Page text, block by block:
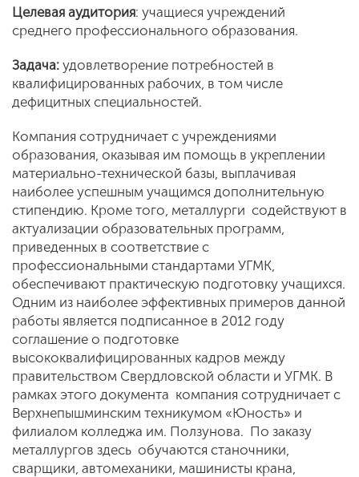
Целевая аудитория: учащиеся учреждений
среднего профессионального образования.
Задача: удовлетворение потребностей в
квалифицированных рабочих, в том числе
дефицитных специальностей.
Компания сотрудничает с учреждениями
образования, оказывая им помощь в укреплении
материально-технической базы, выплачивая
наиболее успешным учащимся дополнительную
стипендию. Кроме того, металлурги содействуют в
актуализации образовательных программ,
приведенных в соответствие с
профессиональными стандартами УГМК,
обеспечивают практическую подготовку учащихся.
Одним из наиболее эффективных примеров данной
работы является подписанное в 2012 году
соглашение о подготовке
высококвалифицированных кадров между
правительством Свердловской области и УГМК. В
рамках этого документа компания сотрудничает с
Верхнепышминским техникумом «Юность» и
филиалом колледжа им. Ползунова. По заказу
металлургов здесь обучаются станочники,
сварщики, автомеханики, машинисты крана,